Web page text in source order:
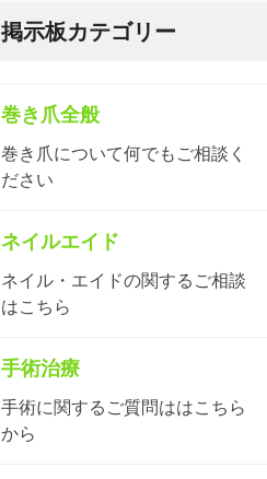
掲示板カテゴリー
巻き爪全般
巻き爪について何でもご相談く
ださい
ネイルエイド
ネイル・エイドの関するご相談
はこちら
手術治療
手術に関するご質問ははこちら
から